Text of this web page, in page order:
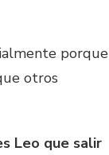
porque
otros
Leo que salir